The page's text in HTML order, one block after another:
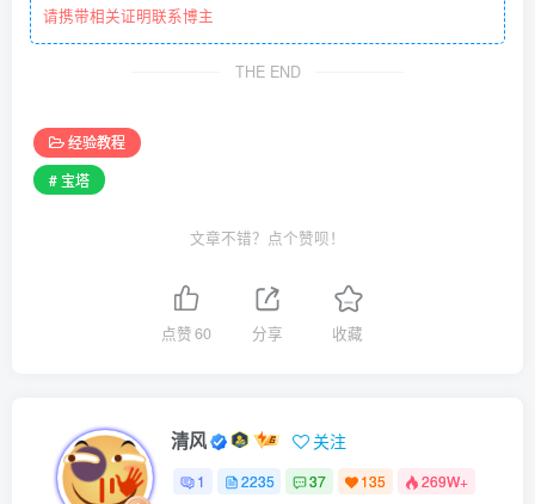
请携带相关证明联系博主
THE END
经验教程
# 宝塔
文章不错？点个赞呗！
点赞60 分享 收藏
清风 关注
1 2235 37 135 269W+